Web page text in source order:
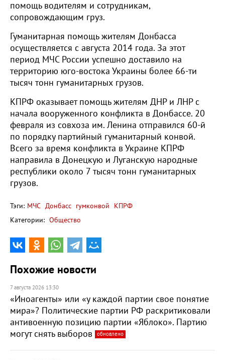
помощь водителям и сотрудникам,
сопровождающим груз.
Гуманитарная помощь жителям Донбасса
осуществляется с августа 2014 года. За этот
период МЧС России успешно доставило на
территорию юго-востока Украины более 66-ти
тысяч тонн гуманитарных грузов.
КПРФ оказывает помощь жителям ДНР и ЛНР с
начала вооруженного конфликта в Донбассе. 20
февраля из совхоза им. Ленина отправился 60-й
по порядку партийный гуманитарный конвой.
Всего за время конфликта в Украине КПРФ
направила в Донецкую и Луганскую народные
республики около 7 тысяч тонн гуманитарных
грузов.
Тэги: МЧС Донбасс гумконвой
КПРФ
Категории: Общество
Похожие новости
7 августа 2026 13:30
«Иноагенты» или «у каждой партии свое понятие
мира»? Политические партии РФ раскритиковали
антивоенную позицию партии «Яблоко». Партию
могут снять выборов
обновлено